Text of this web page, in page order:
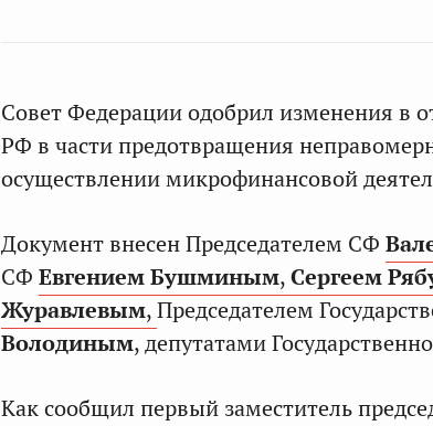
Совет Федерации одобрил изменения в
РФ в части предотвращения
осуществлении микрофинансовой
Документ внесен Председателем СФ
СФ ЕвгениемБушминым,Сергеем
Журавлевым,Председателем
Володиным, депутатами
Как сообщил первый заместитель